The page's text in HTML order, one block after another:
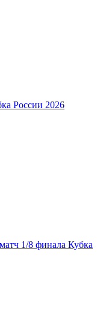
России 2026
1/8 финала Кубка